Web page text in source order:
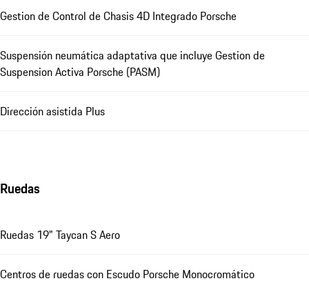
Gestion de Control de Chasis 4D Integrado Porsche
Suspensión neumática adaptativa que incluye Gestion de
Suspension Activa Porsche (PASM)
Dirección asistida Plus
Ruedas
Ruedas 19" Taycan S Aero
Centros de ruedas con Escudo Porsche Monocromático